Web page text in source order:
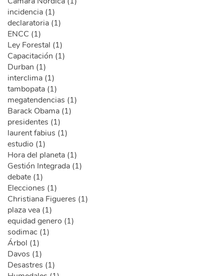
incidencia (1)
declaratoria (1)
ENCC (1)
Ley Forestal (1)
Capacitación (1)
Durban (1)
interclima (1)
tambopata (1)
megatendencias (1)
Barack Obama (1)
presidentes (1)
laurent fabius (1)
estudio (1)
Hora del planeta (1)
Gestión Integrada (1)
debate (1)
Elecciones (1)
Christiana Figueres (1)
plaza vea (1)
equidad genero (1)
sodimac (1)
Árbol (1)
Davos (1)
Desastres (1)